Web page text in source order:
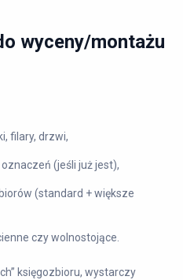
wyceny/montażu
filary, drzwi,
(jeśli już jest),
(standard + większe
czy wolnostojące.
księgozbioru, wystarczy